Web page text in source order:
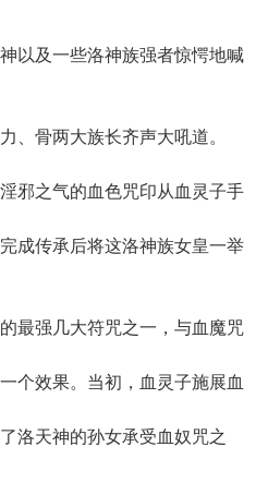
及一些洛神族强者惊愕地喊
骨两大族长齐声大吼道。
之气的血色咒印从血灵子手
成传承后将这洛神族女皇一举
强几大符咒之一，与血魔咒
个效果。当初，血灵子施展血
洛天神的孙女承受血奴咒之